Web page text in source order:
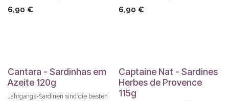
6,90 € 6,90 €
Cantara - Sardinhas em
Azeite 120g
Jahrgangs-Sardinen sind die besten
Captaine Nat - Sardines
Herbes de Provence
115g